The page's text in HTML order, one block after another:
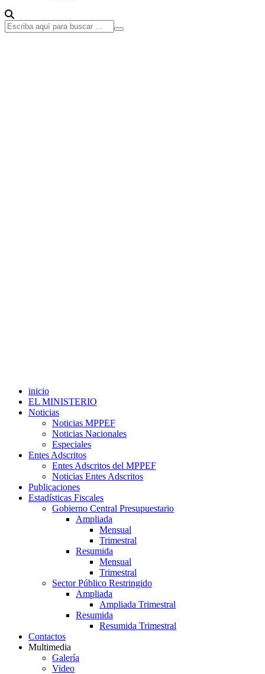
inicio
EL MINISTERIO
Noticias
Noticias MPPEF
Noticias Nacionales
Especiales
Entes Adscritos
Entes Adscritos del MPPEF
Noticias Entes Adscritos
Publicaciones
Estadísticas Fiscales
Gobierno Central Presupuestario
Ampliada
Mensual
Trimestral
Resumida
Mensual
Trimestral
Sector Público Restringido
Ampliada
Ampliada Trimestral
Resumida
Resumida Trimestral
Contactos
Multimedia
Galería
Video